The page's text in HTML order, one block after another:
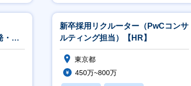
賞与あり
・育
新卒採用リクルーター（PwCコンサ
ルティング担当）【HR】
東京都
450万~800万